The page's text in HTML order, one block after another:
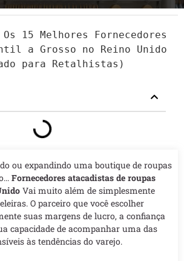
Os 15 Melhores Fornecedores
a Grosso no Reino Unido
para Retalhistas)
ou expandindo uma boutique de roupas
Fornecedores atacadistas de roupas
Vai muito além de simplesmente
O parceiro que você escolher
suas margens de lucro, a confiança
capacidade de acompanhar uma das
às tendências do varejo.